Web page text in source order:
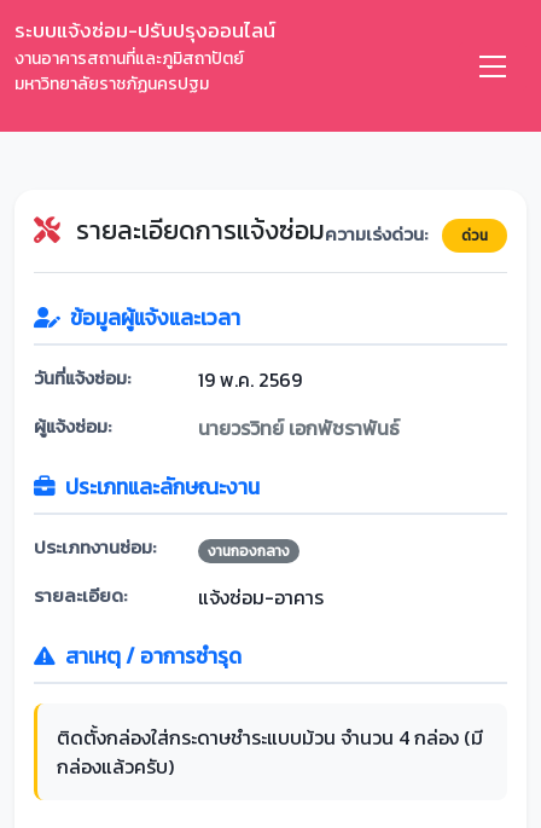
ระบบแจ้งซ่อม-ปรับปรุงออนไลน์
งานอาคารสถานที่และภูมิสถาปัตย์
มหาวิทยาลัยราชภัฏนครปฐม
รายละเอียดการแจ้งซ่อมความเร่งด่วน: ด่วน
ข้อมูลผู้แจ้งและเวลา
วันที่แจ้งซ่อม: 19 พ.ค. 2569
ผู้แจ้งซ่อม: นายวรวิทย์ เอกพัชราพันธ์
ประเภทและลักษณะงาน
ประเภทงานซ่อม: งานกองกลาง
รายละเอียด: แจ้งซ่อม-อาคาร
สาเหตุ / อาการชำรุด
ติดตั้งกล่องใส่กระดาษชำระแบบม้วน จำนวน 4 กล่อง (มี
กล่องแล้วครับ)